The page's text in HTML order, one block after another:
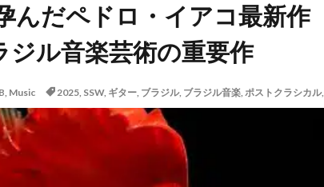
んだペドロ・イアコ最新作
ジル音楽芸術の重要作
, Music 2025, SSW, ギター, ブラジル, ブラジル音楽, ポストクラシカル,